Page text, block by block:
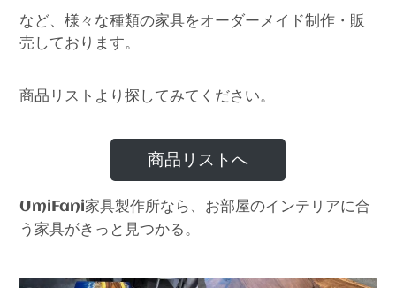
など、様々な種類の家具をオーダーメイド制作・販
売しております。
商品リストより探してみてください。
商品リストへ
UmiFani家具製作所なら、お部屋のインテリアに合
う家具がきっと見つかる。